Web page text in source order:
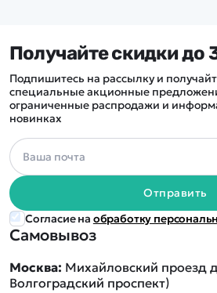
Самовывоз
Москва: Михайловский проезд
Волгоградский проспект)
Получайте скидки до
Подпишитесь на рассылку и
специальные акционные
ограниченные распродажи и
новинках
Отправить
Согласие на обработку